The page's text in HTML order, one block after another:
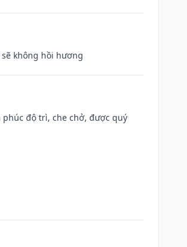
không hồi hương
độ trì, che chở, được quý